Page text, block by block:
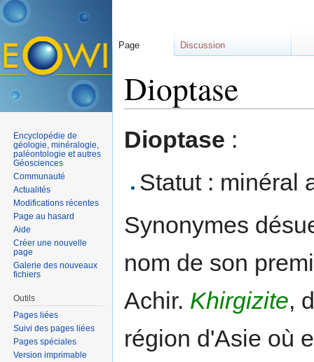
Dioptase
Dioptase :
Statut : minéral
Synonymes
nom de son
Achir. Khirgizite,
région d'Asie où
Page Discussion
Encyclopédie de
géologie, minéralogie,
paléontologie et autres
Géosciences
Communauté
Actualités
Modifications récentes
Page au hasard
Aide
Créer une nouvelle
page
Galerie des nouveaux
fichiers
Outils
Pages liées
Suivi des pages liées
Pages spéciales
Version imprimable